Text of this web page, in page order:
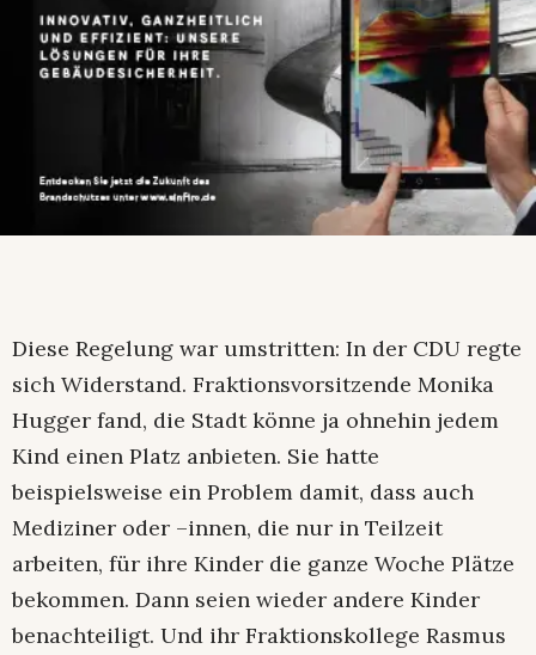
Diese Regelung war umstritten: In der CDU regte
sich Widerstand. Fraktionsvorsitzende Monika
Hugger fand, die Stadt könne ja ohnehin jedem
Kind einen Platz anbieten. Sie hatte
beispielsweise ein Problem damit, dass auch
Mediziner oder –innen, die nur in Teilzeit
arbeiten, für ihre Kinder die ganze Woche Plätze
bekommen. Dann seien wieder andere Kinder
benachteiligt. Und ihr Fraktionskollege Rasmus